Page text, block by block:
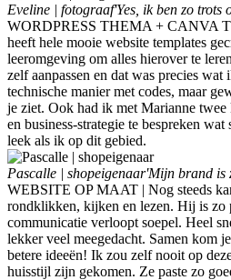
Eveline | fotograaf'Yes, ik ben zo trots
WORDPRESS THEMA + CANVA
heeft hele mooie website templates
leeromgeving om alles hierover te
zelf aanpassen en dat was precies
technische manier met codes, maar
je ziet. Ook had ik met Marianne twee
en business-strategie te bespreken
leek als ik op dit gebied.
Pascalle | shopeigenaar'Mijn brand is
WEBSITE OP MAAT | Nog steeds
rondklikken, kijken en lezen. Hij is zo
communicatie verloopt soepel. Heel
lekker veel meegedacht. Samen kom
betere ideeën! Ik zou zelf nooit op
huisstijl zijn gekomen. Ze paste zo